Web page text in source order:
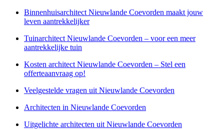
Binnenhuisarchitect Nieuwlande Coevorden maakt jouw
leven aantrekkelijker
Tuinarchitect Nieuwlande Coevorden – voor een meer
aantrekkelijke tuin
Kosten architect Nieuwlande Coevorden – Stel een
offerteaanvraag op!
Veelgestelde vragen uit Nieuwlande Coevorden
Architecten in Nieuwlande Coevorden
Uitgelichte architecten uit Nieuwlande Coevorden